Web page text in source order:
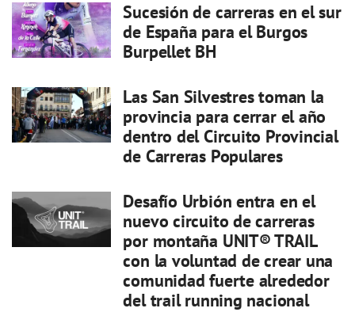
Sucesión de carreras en el sur
de España para el Burgos
Burpellet BH
Las San Silvestres toman la
provincia para cerrar el año
dentro del Circuito Provincial
de Carreras Populares
Desafío Urbión entra en el
nuevo circuito de carreras
por montaña UNIT® TRAIL
con la voluntad de crear una
comunidad fuerte alrededor
del trail running nacional